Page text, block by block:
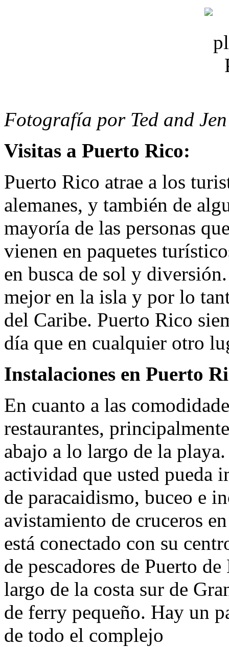
Fotografía por Ted and Jen
Visitas a Puerto Rico:
Puerto Rico atrae a los
alemanes, y también de
mayoría de las personas
vienen en paquetes
en busca de sol y
mejor en la isla y por lo
del Caribe. Puerto Rico
día que en cualquier otro
Instalaciones en Puerto
En cuanto a las
restaurantes,
abajo a lo largo de la
actividad que usted pueda
de paracaidismo, buceo e
avistamiento de cruceros
está conectado con su
de pescadores de Puerto
largo de la costa sur de
de ferry pequeño. Hay un
de todo el complejo